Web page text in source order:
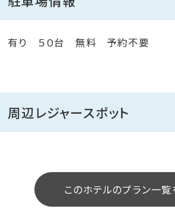
有り ５０台 無料 予約不要
周辺レジャースポット
このホテルのプラン一覧